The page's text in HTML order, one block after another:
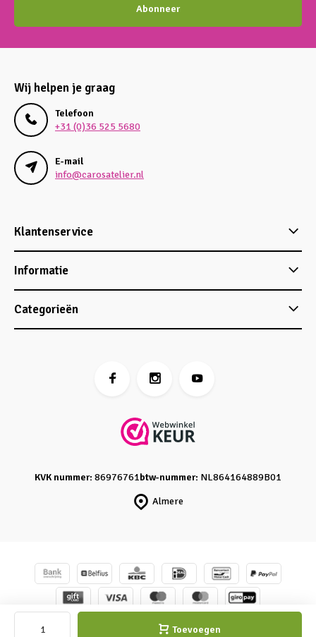
Toevoegen
Abonneer
Wij helpen je graag
Telefoon
+31 (0)36 525 5680
E-mail
info@carosatelier.nl
Klantenservice
Informatie
Categorieën
Almere
KVK nummer: 86976761btw-nummer: NL864164889B01
© Caro's Atelier